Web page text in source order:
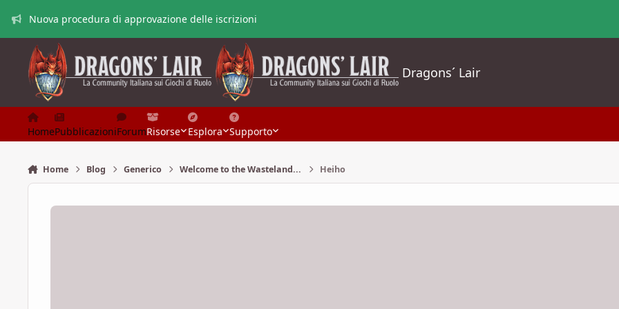
Nuova procedura di approvazione delle iscrizioni
Dragons´ Lair
HomePubblicazioniForumRisorse Esplora Supporto
Home Blog Generico Welcome to the Wasteland... Heiho